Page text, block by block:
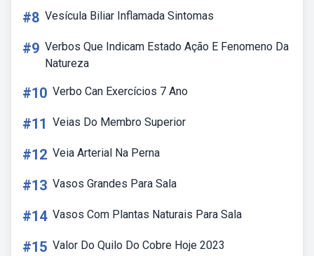
#8 Vesícula Biliar Inflamada Sintomas
#9 Verbos Que Indicam Estado Ação E Fenomeno Da
Natureza
#10 Verbo Can Exercícios 7 Ano
#11 Veias Do Membro Superior
#12 Veia Arterial Na Perna
#13 Vasos Grandes Para Sala
#14 Vasos Com Plantas Naturais Para Sala
#15 Valor Do Quilo Do Cobre Hoje 2023